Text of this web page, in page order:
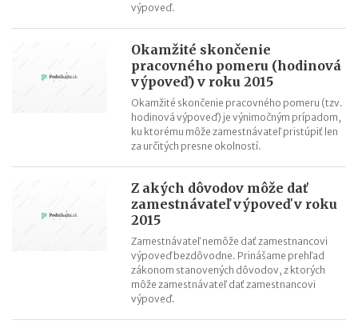
výpoveď.
Okamžité skončenie
pracovného pomeru (hodinová
výpoveď) v roku 2015
Okamžité skončenie pracovného pomeru (tzv.
hodinová výpoveď) je výnimočným prípadom,
ku ktorému môže zamestnávateľ pristúpiť len
za určitých presne okolností.
Z akých dôvodov môže dať
zamestnávateľ výpoveď v roku
2015
Zamestnávateľ nemôže dať zamestnancovi
výpoveď bezdôvodne. Prinášame prehľad
zákonom stanovených dôvodov, z ktorých
môže zamestnávateľ dať zamestnancovi
výpoveď.